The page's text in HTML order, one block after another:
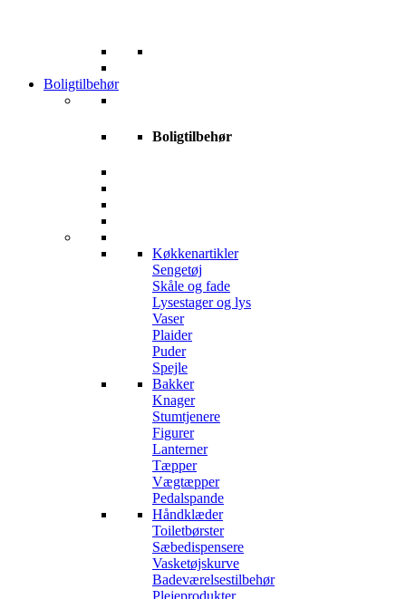
Boligtilbehør
Boligtilbehør
Køkkenartikler
Sengetøj
Skåle og fade
Lysestager og lys
Vaser
Plaider
Puder
Spejle
Bakker
Knager
Stumtjenere
Figurer
Lanterner
Tæpper
Vægtæpper
Pedalspande
Håndklæder
Toiletbørster
Sæbedispensere
Vasketøjskurve
Badeværelsestilbehør
Plejeprodukter